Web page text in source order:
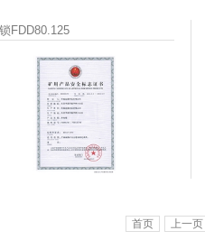
FDD80.125
首页 上一页